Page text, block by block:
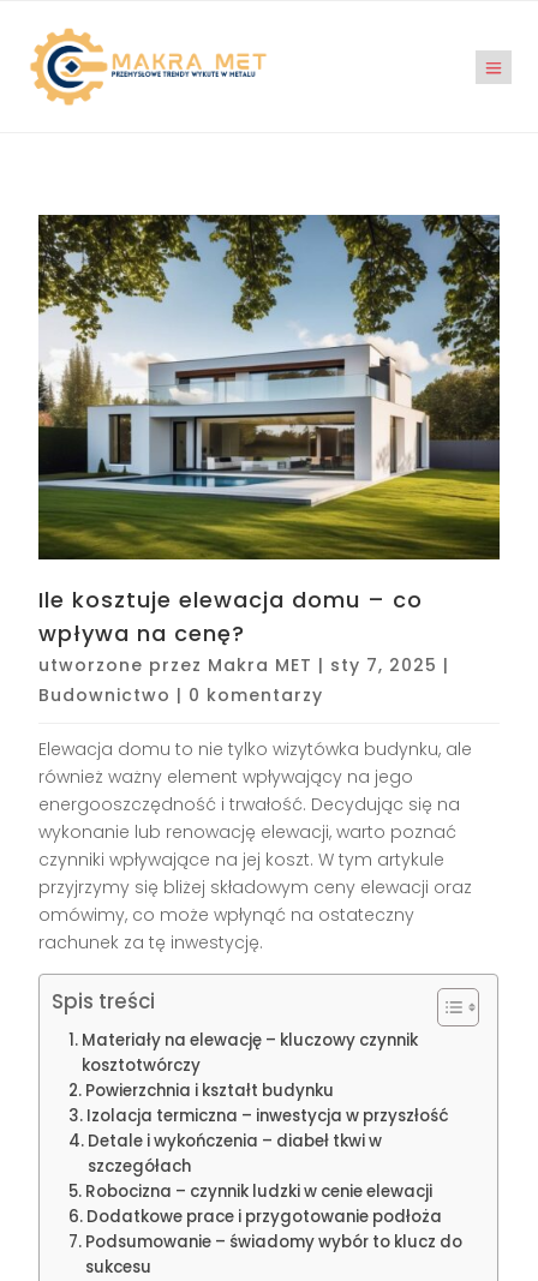
Ile kosztuje elewacja domu – co
wpływa na cenę?
utworzone przez Makra MET | sty 7, 2025 |
Budownictwo | 0 komentarzy
Elewacja domu to nie tylko wizytówka budynku, ale
również ważny element wpływający na jego
energooszczędność i trwałość. Decydując się na
wykonanie lub renowację elewacji, warto poznać
czynniki wpływające na jej koszt. W tym artykule
przyjrzymy się bliżej składowym ceny elewacji oraz
omówimy, co może wpłynąć na ostateczny
rachunek za tę inwestycję.
Spis treści
Materiały na elewację – kluczowy czynnik
kosztotwórczy
Powierzchnia i kształt budynku
Izolacja termiczna – inwestycja w przyszłość
Detale i wykończenia – diabeł tkwi w
szczegółach
Robocizna – czynnik ludzki w cenie elewacji
Dodatkowe prace i przygotowanie podłoża
Podsumowanie – świadomy wybór to klucz do
sukcesu